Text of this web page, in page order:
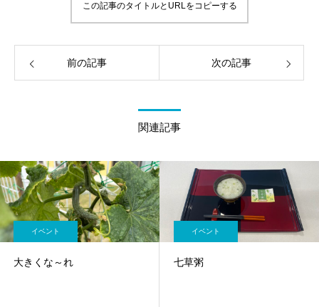
この記事のタイトルとURLをコピーする
前の記事 次の記事
関連記事
イベント
大きくな～れ
イベント
七草粥